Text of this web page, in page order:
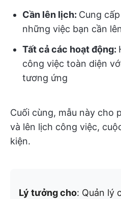
Cần lên lịch: Cung
những việc bạn cần
Tất cả các hoạt động:
công việc toàn diện
tương ứng
Cuối cùng, mẫu này cho
và lên lịch công việc,
kiện.
Lý tưởng cho: Quản lý